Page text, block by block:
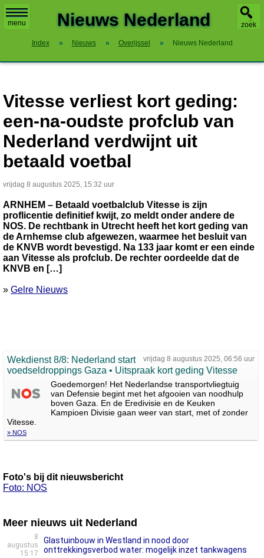
menu zoek
Nieuws Nederland
Index » Nieuws » Overijssel » Nieuws Nederland
Vitesse verliest kort geding:
een-na-oudste profclub van
Nederland verdwijnt uit
betaald voetbal
vrijdag 8 augustus 2025, 15:32 uur
ARNHEM – Betaald voetbalclub Vitesse is zijn
proflicentie definitief kwijt, zo meldt onder andere de
NOS. De rechtbank in Utrecht heeft het kort geding van
de Arnhemse club afgewezen, waarmee het besluit van
de KNVB wordt bevestigd. Na 133 jaar komt er een einde
aan Vitesse als profclub. De rechter oordeelde dat de
KNVB en […]
» Gelre Nieuws
vrijdag 8 augustus 2025, 06:56 uur
Wekdienst 8/8: Nederland start
voedseldroppings Gaza • Uitspraak kort geding Vitesse
Goedemorgen! Het Nederlandse transportvliegtuig
van Defensie begint met het afgooien van noodhulp
boven Gaza. En de Eredivisie en de Keuken
Kampioen Divisie gaan weer van start, met of zonder
Vitesse.
» NOS
Foto's bij dit nieuwsbericht
Foto: NOS
Meer nieuws uit Nederland
8
augustus
15:17
Glastuinbouw in Westland in nood door
onttrekkingsverbod water: mogelijk inzet tankwagens